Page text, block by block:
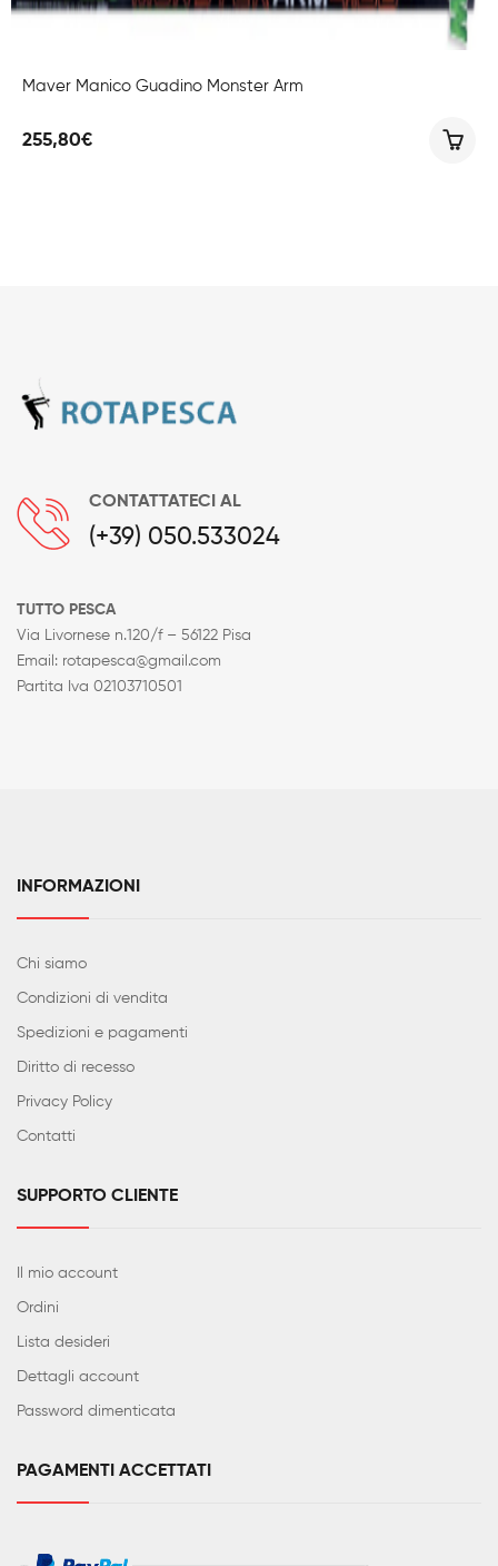
Maver Manico Guadino Monster Arm
255,80€
CONTATTATECI AL
(+39) 050.533024
TUTTO PESCA
Via Livornese n.120/f – 56122 Pisa
Email: rotapesca@gmail.com
Partita Iva 02103710501
INFORMAZIONI
Chi siamo
Condizioni di vendita
Spedizioni e pagamenti
Diritto di recesso
Privacy Policy
Contatti
SUPPORTO CLIENTE
Il mio account
Ordini
Lista desideri
Dettagli account
Password dimenticata
PAGAMENTI ACCETTATI